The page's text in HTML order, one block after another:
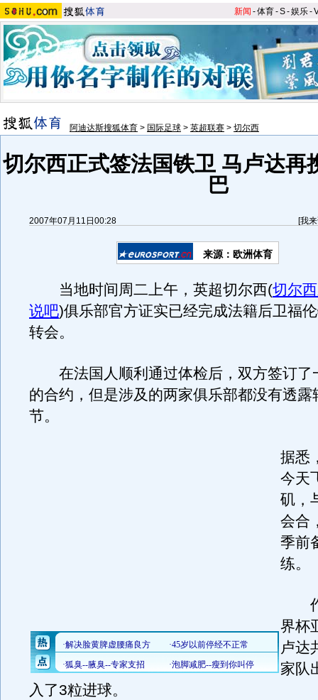
新闻 -体育-S-娱乐-
阿迪达斯搜狐体育 > 国际足球 > 英超联赛 > 切尔西
切尔西正式签法国铁卫 马卢达再
巴
2007年07月11日00:28 [我
来源：欧洲体育
当地时间周二上午，英超切尔西(切尔
说吧)俱乐部官方证实已经完成法籍后卫福
转会。
在法国人顺利通过体检后，双方签订了
的合约，但是涉及的两家俱乐部都没有透露
节。
据悉
今天
矶，
会合
季前
练。
作
界杯
卢达
家队
入了3粒进球。